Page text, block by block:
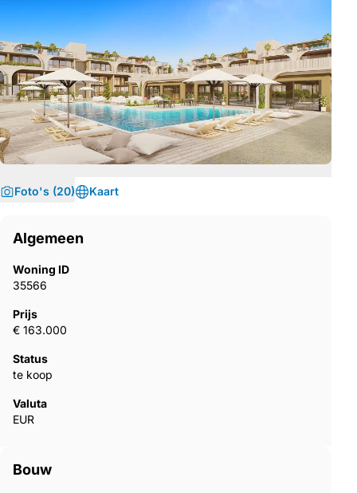
Foto's (20) Kaart
Algemeen
Woning ID
35566
Prijs
€ 163.000
Status
te koop
Valuta
EUR
Bouw